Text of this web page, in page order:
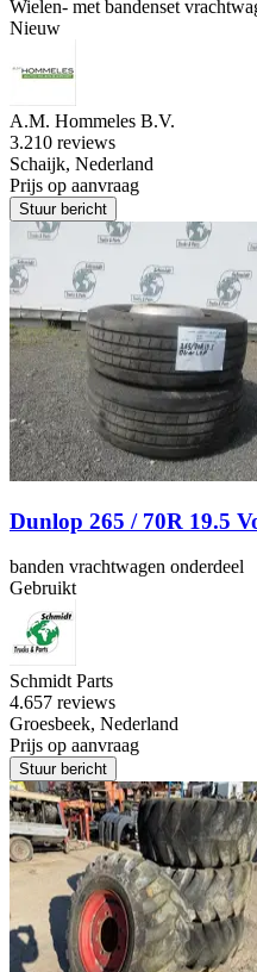
Wielen- met bandenset
Nieuw
A.M. Hommeles B.V.
3.210 reviews
Schaijk, Nederland
Prijs op aanvraag
Stuur bericht
Dunlop 265 / 70R 19.5
banden vrachtwagen onderdeel
Gebruikt
Schmidt Parts
4.657 reviews
Groesbeek, Nederland
Prijs op aanvraag
Stuur bericht